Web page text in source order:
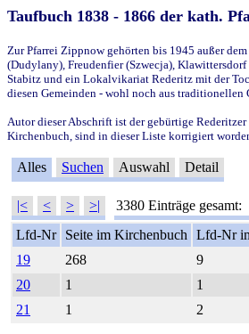
Taufbuch 1838 - 1866 der kath.
Zur Pfarrei Zippnow gehörten bis 1945 außer
(Dudylany), Freudenfier (Szwecja),
Stabitz und ein Lokalvikariat Rederitz mit der
diesen Gemeinden - wohl noch aus traditionellen
Autor dieser Abschrift ist der gebürtige Rederitzer
Kirchenbuch, sind in dieser Liste korrigiert
Alles Suchen Auswahl Detail
|< < > >| 3380 Einträge gesamt:
Lfd-Nr
Seite im Kirchenbuch Lfd-Nr
19
268 9
20
1 1
21
1 2